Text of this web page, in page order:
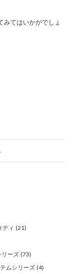
みてはいかがでしょ
ディ (21)
ーズ(73)
ムシリーズ(4)